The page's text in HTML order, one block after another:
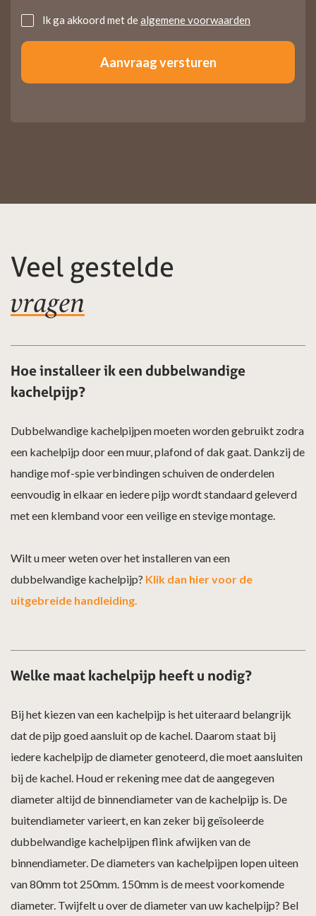
UntitledIk ga akkoord met dealgemene voorwaarden
Veel gestelde
vragen
Hoe installeer ik een dubbelwandige
kachelpijp?
Dubbelwandige kachelpijpen moeten worden gebruikt zodra
een kachelpijp door een muur, plafond of dak gaat. Dankzij de
handige mof-spie verbindingen schuiven de onderdelen
eenvoudig in elkaar en iedere pijp wordt standaard geleverd
met een klemband voor een veilige en stevige montage.
Wilt u meer weten over het installeren van een
dubbelwandige kachelpijp? Klik dan hier voor de
uitgebreide handleiding.
Welke maat kachelpijp heeft u nodig?
Bij het kiezen van een kachelpijp is het uiteraard belangrijk
dat de pijp goed aansluit op de kachel. Daarom staat bij
iedere kachelpijp de diameter genoteerd, die moet aansluiten
bij de kachel. Houd er rekening mee dat de aangegeven
diameter altijd de binnendiameter van de kachelpijp is. De
buitendiameter varieert, en kan zeker bij geïsoleerde
dubbelwandige kachelpijpen flink afwijken van de
binnendiameter. De diameters van kachelpijpen lopen uiteen
van 80mm tot 250mm. 150mm is de meest voorkomende
diameter. Twijfelt u over de diameter van uw kachelpijp? Bel